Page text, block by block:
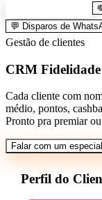
💬 Disparos de
Gestão de clientes
CRM Fidelidade
Cada cliente com
médio, pontos,
Pronto pra premiar
Falar com um
Perfil do